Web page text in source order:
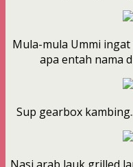
Mula-mula Ummi
apa entah nama
Sup gearbox